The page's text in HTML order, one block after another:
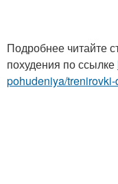
Подробнее читайте
похудения по ссылке
pohudeniya/